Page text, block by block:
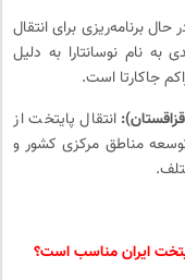
حال برنامه‌ریزی برای انتقال
نام نوسانتارا به دلیل
جاکارتا است.
انتقال پایتخت از
توسعه مناطق مرکزی کشور و
ایران مناسب است؟